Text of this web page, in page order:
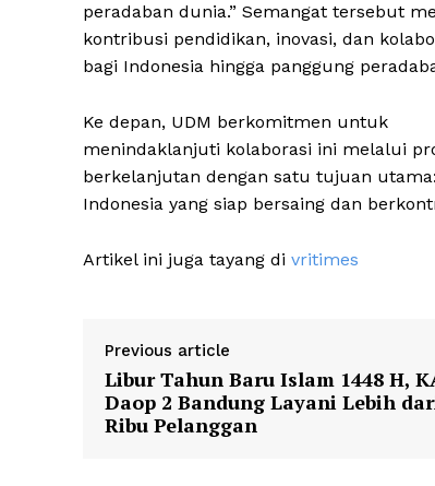
peradaban dunia.” Semangat tersebut
kontribusi pendidikan, inovasi, dan
bagi Indonesia hingga panggung
Ke depan, UDM berkomitmen untuk
menindaklanjuti kolaborasi ini melalui
berkelanjutan dengan satu tujuan
Indonesia yang siap bersaing dan
Artikel ini juga tayang di vritimes
Previous article
Libur Tahun Baru Islam 1448 H,
Daop 2 Bandung Layani Lebih
Ribu Pelanggan